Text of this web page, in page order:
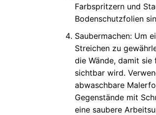
Farbspritzern und
Bodenschutzfolien
Saubermachen: Um
Streichen zu
die Wände, damit
sichtbar wird.
abwaschbare
Gegenstände mit
eine saubere